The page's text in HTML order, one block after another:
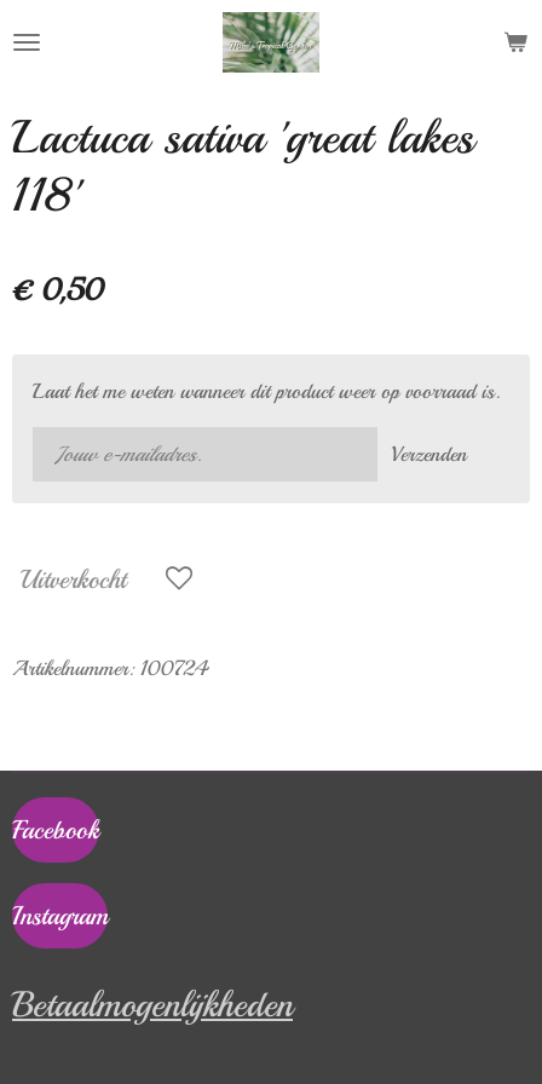
direct
de
hoofdinhoud
Lactuca sativa 'great lakes
118'
€ 0,50
Laat het me weten wanneer dit product weer op voorraad is.
Verzenden
Uitverkocht
Artikelnummer: 100724
Facebook
Instagram
Betaalmogenlijkheden